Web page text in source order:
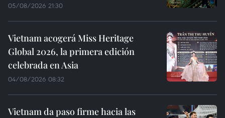
05/08/2026 21:30
Vietnam acogerá Miss Heritage
Global 2026, la primera edición
celebrada en Asia
04/08/2026 08:32
Vietnam da paso firme hacia las